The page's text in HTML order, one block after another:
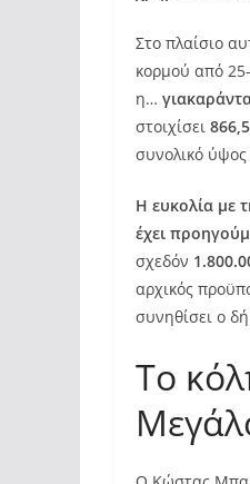
Στο πλαίσιο
κορμού από
η…
στοιχίσει
συνολικό
Η ευκολία με
έχει
σχεδόν
αρχικός
συνηθίσει ο
Το